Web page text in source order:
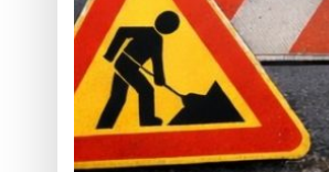
VULNERABILE DIN BAIA MARE